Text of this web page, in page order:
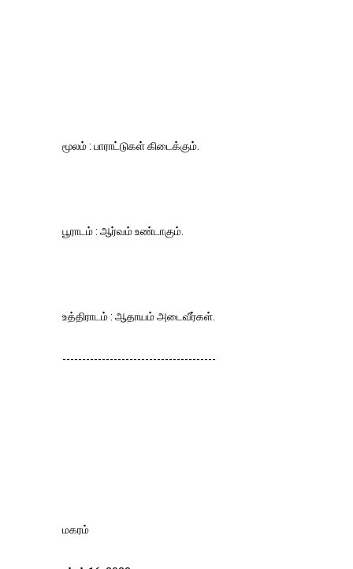
மூலம் : பாராட்டுகள் கிடைக்கும்.
பூராடம் : ஆர்வம் உண்டாகும்.
உத்திராடம் : ஆதாயம் அடைவீர்கள்.
---------------------------------------
மகரம்